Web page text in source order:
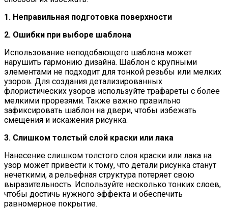
1. Неправильная подготовка поверхности
2. Ошибки при выборе шаблона
Использование неподобающего шаблона может
нарушить гармонию дизайна. Шаблон с крупными
элементами не подходит для тонкой резьбы или мелких
узоров. Для создания детализированных
флористических узоров используйте трафареты с более
мелкими прорезями. Также важно правильно
зафиксировать шаблон на двери, чтобы избежать
смещения и искажения рисунка.
3. Слишком толстый слой краски или лака
Нанесение слишком толстого слоя краски или лака на
узор может привести к тому, что детали рисунка станут
нечеткими, а рельефная структура потеряет свою
выразительность. Используйте несколько тонких слоев,
чтобы достичь нужного эффекта и обеспечить
равномерное покрытие.